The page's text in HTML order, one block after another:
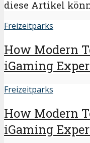
diese Artikel
Freizeitparks
How Modern
iGaming
Freizeitparks
How Modern
iGaming